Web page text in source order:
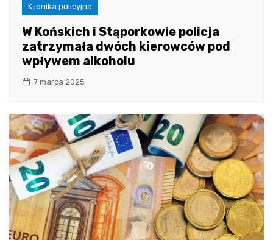
Kronika policyjna
W Końskich i Stąporkowie policja
zatrzymała dwóch kierowców pod
wpływem alkoholu
7 marca 2025